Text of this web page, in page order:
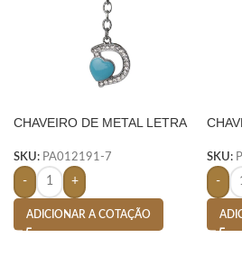
CHAVEIRO DE METAL LETRA
SKU: PA012191-7
- +
ADICIONAR A COTAÇÃO
SKU:
-